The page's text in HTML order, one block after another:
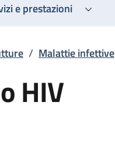
e prestazioni
/ Malattie infettive
HIV